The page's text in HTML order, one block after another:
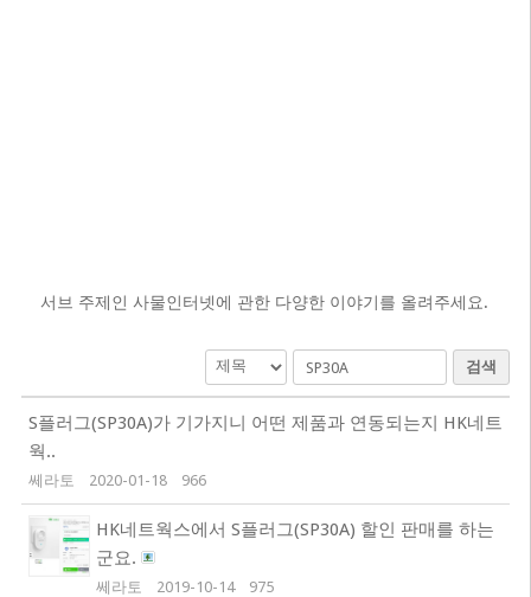
서브 주제인 사물인터넷에 관한 다양한 이야기를 올려주세요.
검색
S플러그(SP30A)가 기가지니 어떤 제품과 연동되는지 HK네트
웍..
쎄라토 2020-01-18 966
HK네트웍스에서 S플러그(SP30A) 할인 판매를 하는
군요.
쎄라토 2019-10-14 975